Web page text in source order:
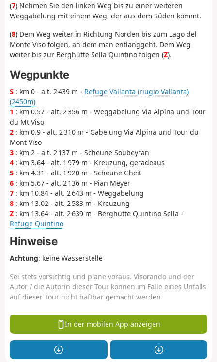
(7) Nehmen Sie den linken Weg bis zu einer weiteren
Weggabelung mit einem Weg, der aus dem Süden kommt.
(8) Dem Weg weiter in Richtung Norden bis zum Lago del
Monte Viso folgen, an dem man entlanggeht. Dem Weg
weiter bis zur Berghütte Sella Quintino folgen (Z).
Wegpunkte
S : km 0 - alt. 2 439 m - Refuge Vallanta (riugio Vallanta)
(2450m)
1 : km 0.57 - alt. 2 356 m - Weggabelung Via Alpina und Tour
du Mt Viso
2 : km 0.9 - alt. 2 310 m - Gabelung Via Alpina und Tour du
Mont Viso
3 : km 2 - alt. 2 137 m - Scheune Soubeyran
4 : km 3.64 - alt. 1 979 m - Kreuzung, geradeaus
5 : km 4.31 - alt. 1 920 m - Scheune Gheit
6 : km 5.67 - alt. 2 136 m - Pian Meyer
7 : km 10.84 - alt. 2 643 m - Weggabelung
8 : km 13.02 - alt. 2 583 m - Kreuzung
Z : km 13.64 - alt. 2 639 m - Berghütte Quintino Sella -
Refuge Quintino
Hinweise
Achtung: keine Wasserstelle
Sei stets vorsichtig und plane voraus. Visorando und der
Autor / die Autorin dieser Tour können im Falle eines Unfalls
auf dieser Tour nicht haftbar gemacht werden.
In der mobilen App anzeigen